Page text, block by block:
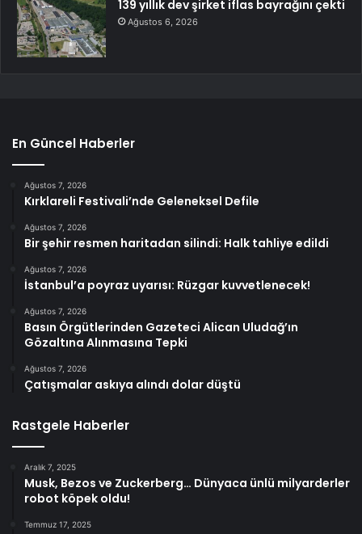
139 yıllık dev şirket iflas bayrağını çekti
Ağustos 6, 2026
En Güncel Haberler
Ağustos 7, 2026
Kırklareli Festivali’nde Geleneksel Defile
Ağustos 7, 2026
Bir şehir resmen haritadan silindi: Halk tahliye edildi
Ağustos 7, 2026
İstanbul’a poyraz uyarısı: Rüzgar kuvvetlenecek!
Ağustos 7, 2026
Basın Örgütlerinden Gazeteci Alican Uludağ’ın
Gözaltına Alınmasına Tepki
Ağustos 7, 2026
Çatışmalar askıya alındı dolar düştü
Rastgele Haberler
Aralık 7, 2025
Musk, Bezos ve Zuckerberg… Dünyaca ünlü milyarderler
robot köpek oldu!
Temmuz 17, 2025